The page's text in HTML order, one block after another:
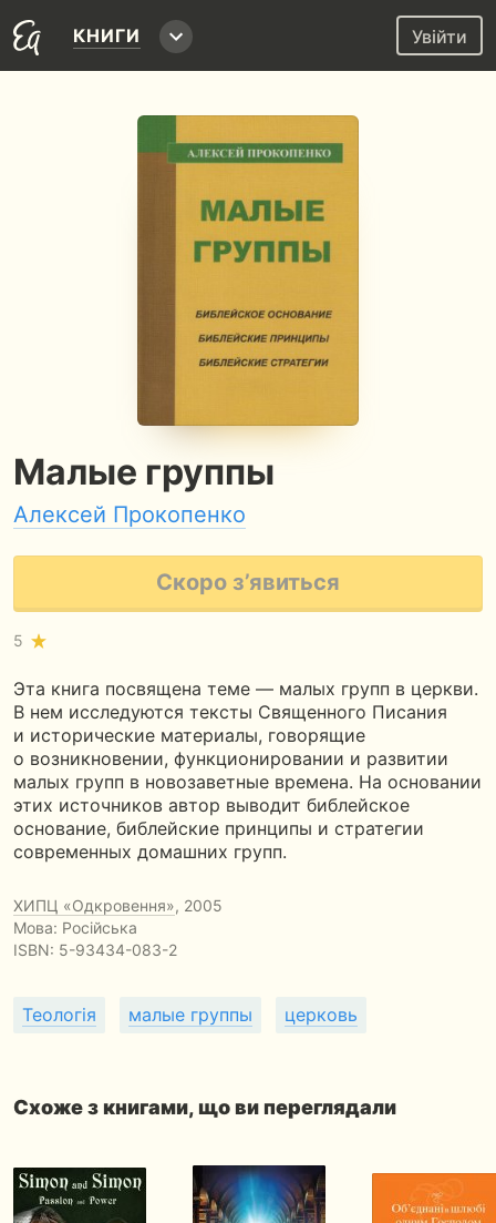
КНИГИ Увійти
Малые группы
Алексей Прокопенко
Скоро з’явиться
5
Эта книга посвящена теме — малых групп в церкви.
В нем исследуются тексты Священного Писания
и исторические материалы, говорящие
о возникновении, функционировании и развитии
малых групп в новозаветные времена. На основании
этих источников автор выводит библейское
основание, библейские принципы и стратегии
современных домашних групп.
ХИПЦ «Одкровення», 2005
Мова: Російська
ISBN: 5-93434-083-2
Теологія малые группы церковь
Схоже з книгами, що ви переглядали